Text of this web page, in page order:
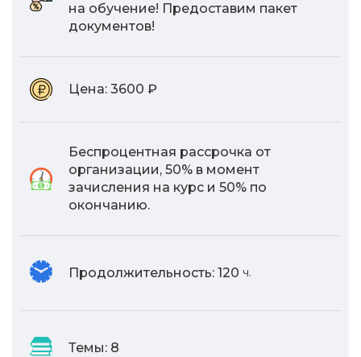
на обучение! Предоставим пакет
документов!
Цена: 3600 ₽
Беспроцентная рассрочка от
организации, 50% в момент
зачисления на курс и 50% по
окончанию.
Продолжительность: 120 ч.
Темы: 8